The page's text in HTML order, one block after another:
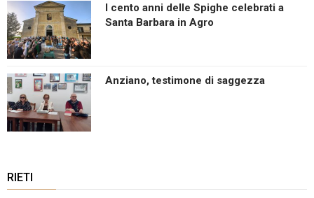
I cento anni delle Spighe celebrati a
Santa Barbara in Agro
Anziano, testimone di saggezza
RIETI